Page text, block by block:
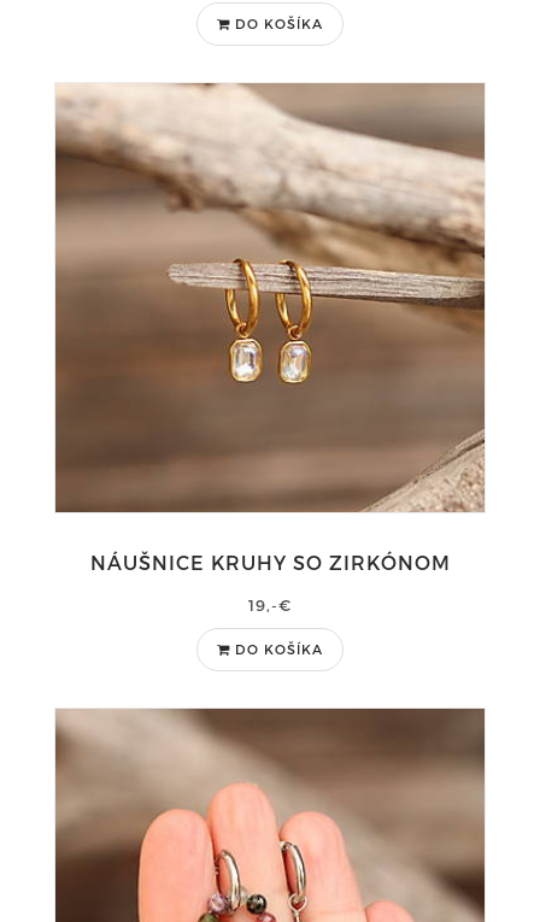
DO KOŠÍKA
NÁUŠNICE KRUHY SO ZIRKÓNOM
19,-€
DO KOŠÍKA